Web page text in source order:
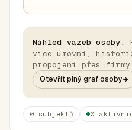
Náhled vazeb osoby.
více úrovní,
propojení přes
Otevřít plný graf osoby
0 subjektů 0